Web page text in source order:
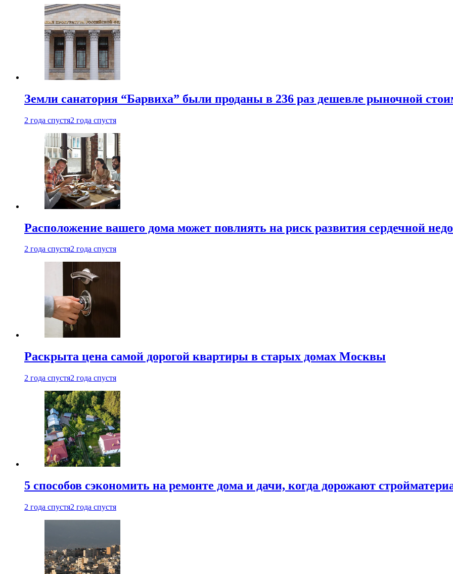
Земли санатория “Барвиха” были проданы в 236 раз дешевле рыночной
2 года спустя2 года спустя
Расположение вашего дома может повлиять на риск развития сердечной
2 года спустя2 года спустя
Раскрыта цена самой дорогой квартиры в старых домах Москвы
2 года спустя2 года спустя
5 способов сэкономить на ремонте дома и дачи, когда дорожают
2 года спустя2 года спустя